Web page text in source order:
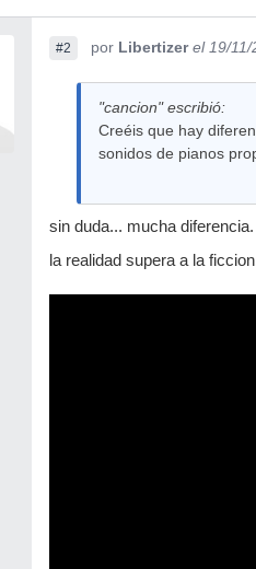
#2 por Libertizer el 19/11/
"cancion" escribió:
Creéis que hay
sonidos de pianos
sin duda... mucha diferencia.
la realidad supera a la